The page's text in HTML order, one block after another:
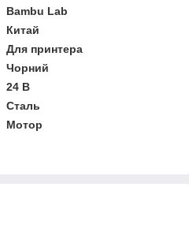
Bambu Lab
Китай
Для принтера
Чорний
24 В
Сталь
Мотор